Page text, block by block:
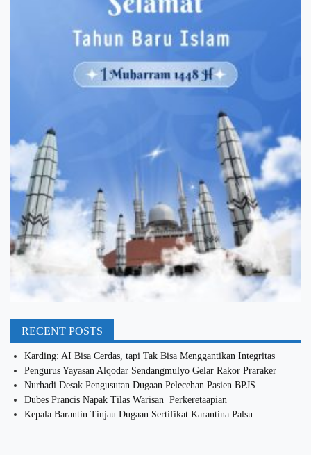
RECENT POSTS
Karding: AI Bisa Cerdas, tapi Tak Bisa Menggantikan Integritas
Pengurus Yayasan Alqodar Sendangmulyo Gelar Rakor Praraker
Nurhadi Desak Pengusutan Dugaan Pelecehan Pasien BPJS
Dubes Prancis Napak Tilas Warisan Perkeretaapian
Kepala Barantin Tinjau Dugaan Sertifikat Karantina Palsu